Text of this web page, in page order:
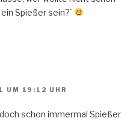
Spießer sein?`
UM 19:12 UHR
schon immermal Spießer